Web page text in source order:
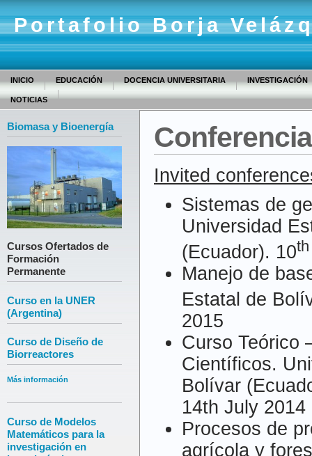
Portafolio Borja
INICIO EDUCACIÓN DOCENCIA UNIVERSITARIA INVESTIGACIÓN
NOTICIAS
Biomasa y Bioenergía
Cursos Ofertados de
Formación
Permanente
Curso en la UNER
(Argentina)
Curso de Diseño de
Biorreactores
Más información
Curso de Modelos
Matemáticos para la
investigación en
Invited
Sistemas de
Universidad
(Ecuador). 10th
Manejo de
Estatal de
2015
Curso Teórico
Científicos.
Bolívar
14th July 2014
Procesos de
agrícola y